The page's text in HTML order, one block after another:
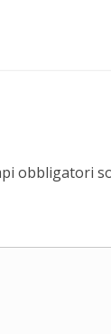
obbligatori